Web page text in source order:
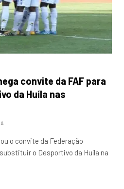
convite da FAF para
da Huíla nas
o convite da Federação
o Desportivo da Huíla na